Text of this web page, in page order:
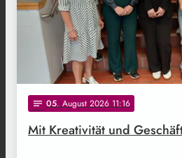
notes 05. August 2026 11:16
Mit Kreativität und